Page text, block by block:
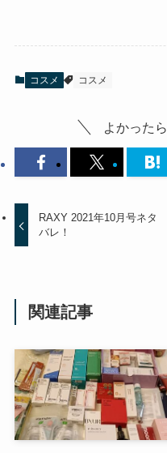
コスメ コスメ
よかった
RAXY 2021年10月号ネタ
バレ！
関連記事